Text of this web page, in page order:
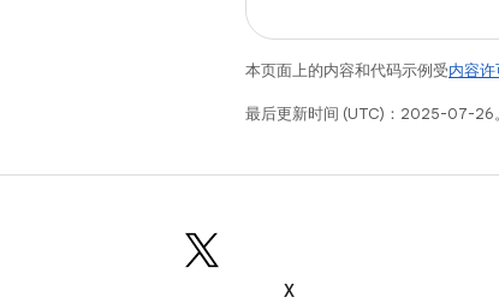
本页面上的内容和代码示例受内容许
最后更新时间 (UTC)：2025-07-26。
X